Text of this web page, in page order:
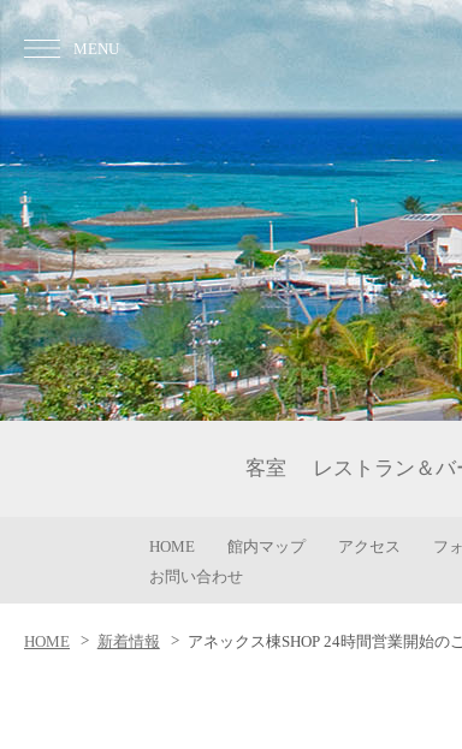
MENU
客室 レストラン＆バ
HOME 館内マップ アクセス フ
お問い合わせ
HOME 新着情報 アネックス棟SHOP 24時間営業開始の